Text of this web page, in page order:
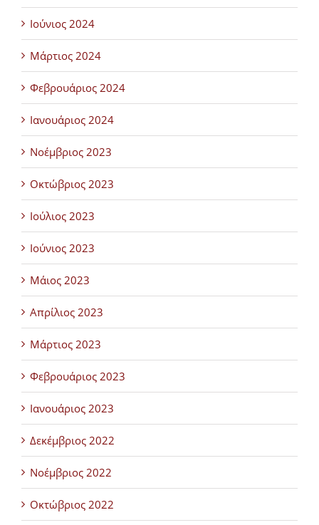
Ιούνιος 2024
Μάρτιος 2024
Φεβρουάριος 2024
Ιανουάριος 2024
Νοέμβριος 2023
Οκτώβριος 2023
Ιούλιος 2023
Ιούνιος 2023
Μάιος 2023
Απρίλιος 2023
Μάρτιος 2023
Φεβρουάριος 2023
Ιανουάριος 2023
Δεκέμβριος 2022
Νοέμβριος 2022
Οκτώβριος 2022